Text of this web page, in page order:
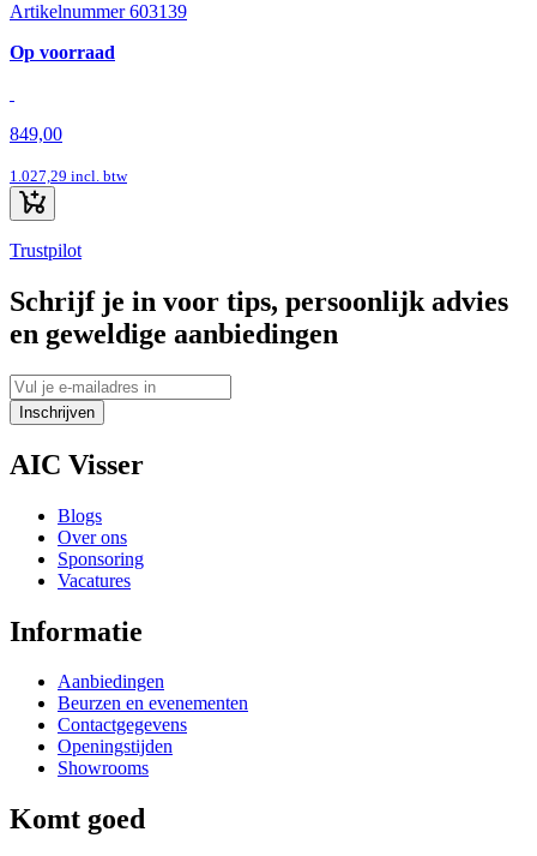
Artikelnummer 603139
Op voorraad
849,00
1.027,29 incl. btw
Trustpilot
Schrijf je in voor tips, persoonlijk advies
en geweldige aanbiedingen
Inschrijven
AIC Visser
Blogs
Over ons
Sponsoring
Vacatures
Informatie
Aanbiedingen
Beurzen en evenementen
Contactgegevens
Openingstijden
Showrooms
Komt goed